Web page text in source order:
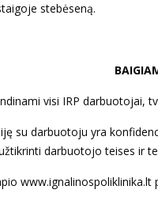
stebėseną.
visi IRP
su darbuotoju yra
darbuotojo teises ir
www.ignalinospoliklinika.lt